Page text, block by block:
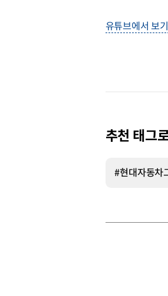
유튜브에서 보
추천 태그
#현대자동차